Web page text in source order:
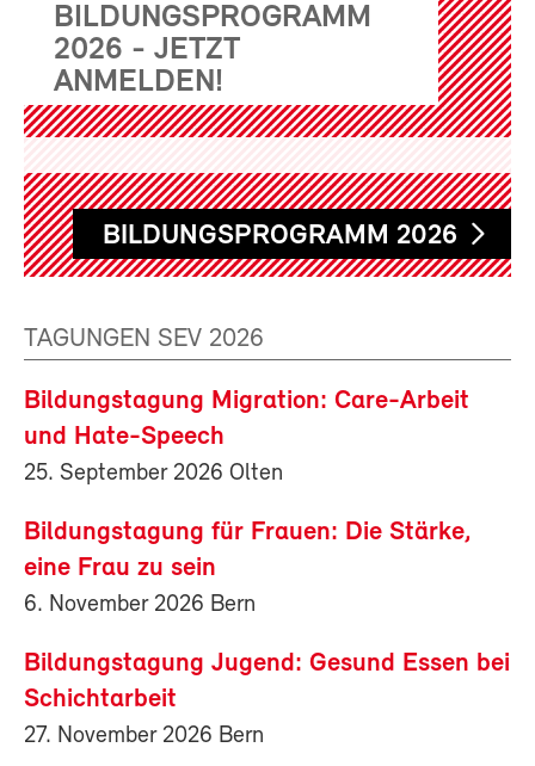
BILDUNGSPROGRAMM
2026 - JETZT
ANMELDEN!
BILDUNGSPROGRAMM 2026
TAGUNGEN SEV 2026
Bildungstagung Migration: Care-Arbeit
und Hate-Speech
25. September 2026 Olten
Bildungstagung für Frauen: Die Stärke,
eine Frau zu sein
6. November 2026 Bern
Bildungstagung Jugend: Gesund Essen bei
Schichtarbeit
27. November 2026 Bern